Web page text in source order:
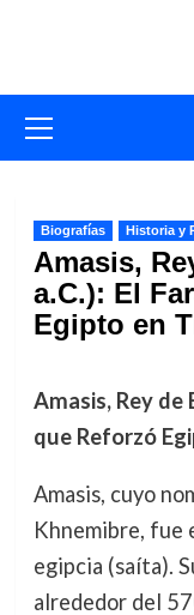
primario
Biografías Historia y
Amasis,
a.C.): El
Egipto en
Amasis, Rey de
que Reforzó
Amasis, cuyo
Khnemibre, fue
egipcia (saíta).
alrededor del